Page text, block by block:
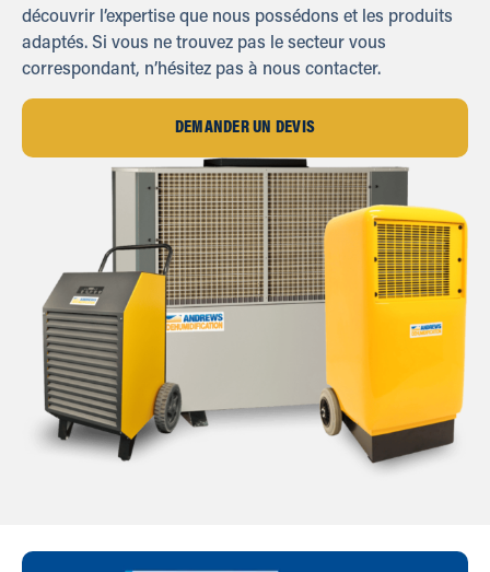
découvrir l’expertise que nous possédons et les produits
adaptés. Si vous ne trouvez pas le secteur vous
correspondant, n’hésitez pas à nous contacter.
DEMANDER UN DEVIS